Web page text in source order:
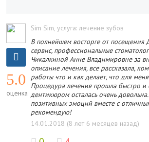
5.0
оценка
Sim Sim, услуга: лечение зубов
В полнейшем восторге от посещения
сервис, профессиональные
Чикалкиной Анне Владимировне за
описание лечения, все рассказала,
работы что и как делает, что для
Процедура лечения прошла быстро и
дентикюром осталась очень
позитивных эмоций вместе с
рекомендую!
14.01.2018 (8 лет 6 месяцев назад)